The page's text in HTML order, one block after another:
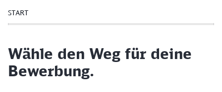
START
Wähle den Weg für deine
Bewerbung.